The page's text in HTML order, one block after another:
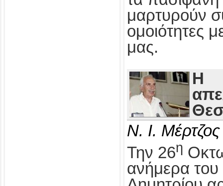
μαρτυρούν
ομοιότητες
μας.
Η
Ν. Ι. Μέρτζος
Την 26η
ανήμερα του